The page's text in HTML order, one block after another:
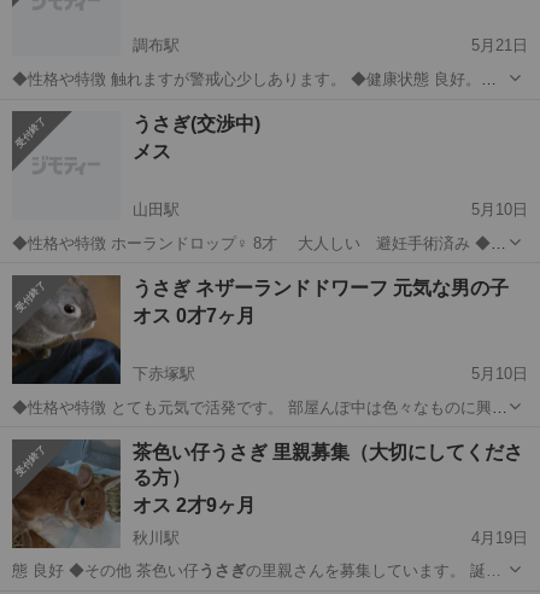
調布駅
5月21日
◆性格や特徴 触れますが警戒心少しあります。 ◆健康状態 良好。よ
諸事情により手放す決断しました。
東京 調布駅 その他
うさぎ(交渉中)
メス
山田駅
5月10日
◆性格や特徴 ホーランドロップ♀ 8才 大人しい 避妊手術済み ◆健
ど、全て差し上げます。 可愛いがって育てて頂ける方お願い致しま
す。
東京 八王子市 山田駅 うさぎ
うさぎ ネザーランドドワーフ 元気な男の子
オス 0才7ヶ月
下赤塚駅
5月10日
◆性格や特徴 とても元気で活発です。 部屋んぽ中は色々なものに興味
並みチョコレート色 ◆健康状態 とにかく活発で部屋んぽ必須な男の子
です。 サークル...
東京 練馬区 下赤塚駅 その他 ネザーランドドワーフ
茶色い仔うさぎ 里親募集（大切にしてくださ
る方）
オス 2才9ヶ月
秋川駅
4月19日
態 良好 ◆その他 茶色い仔うさぎ の里親さんを募集しています。 誕…